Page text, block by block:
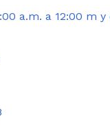
a.m. a 12:00 m